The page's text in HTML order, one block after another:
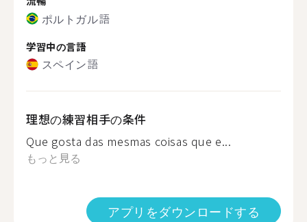
ポルトガル語
学習中の言語
スペイン語
理想の練習相手の条件
Que gosta das mesmas coisas que e...
もっと見る
アプリをダウンロードする